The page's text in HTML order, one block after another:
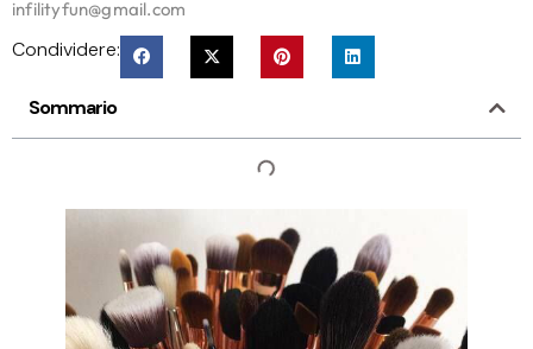
infilityfun@gmail.com
Condividere:
Sommario